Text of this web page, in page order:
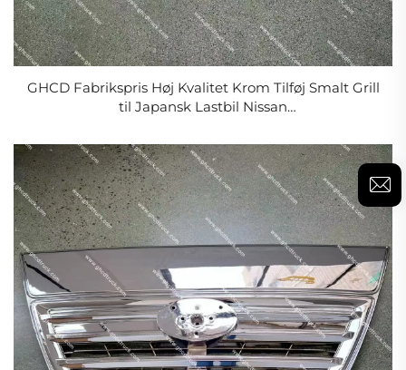
GHCD Fabrikspris Høj Kvalitet Krom Tilføj Smalt Grill
til Japansk Lastbil Nissan